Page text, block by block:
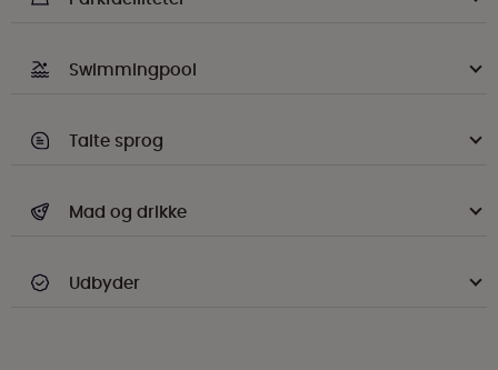
Swimmingpool
Talte sprog
Mad og drikke
Udbyder